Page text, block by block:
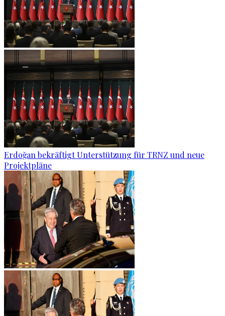
Erdoğan bekräftigt Unterstützung für TRNZ und neue
Projektpläne